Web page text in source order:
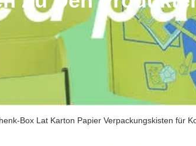
Box Lat Karton Papier Verpackungskisten für